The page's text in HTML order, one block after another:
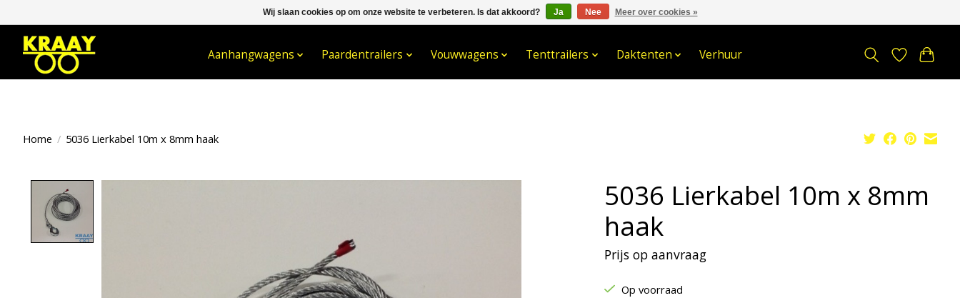
033- 2470 538 info@kraaybv.com Stuur een Whatsapp bericht
Aanhangwagens Paardentrailers Vouwwagens Tenttrailers Daktenten Verhuur
Home / 5036 Lierkabel 10m x 8mm haak
5036 Lierkabel 10m x 8mm
haak
Prijs op aanvraag
Op voorraad
Wij slaan cookies op om onze website te verbeteren. Is dat akkoord? Ja Nee Meer over cookies »